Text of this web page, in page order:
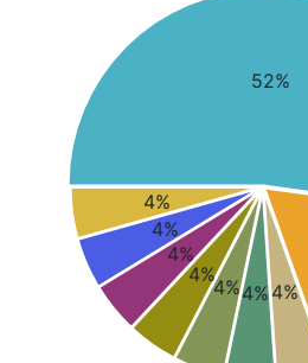
52%
4%
4%
4%
4%
4%
4%
4%